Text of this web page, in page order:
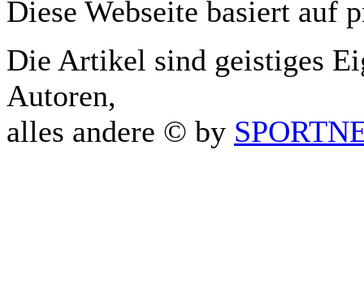
Diese Webseite basiert auf
Die Artikel sind geistiges
Autoren,
alles andere © by